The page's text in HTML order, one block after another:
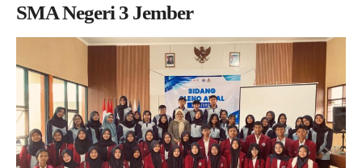
SMA Negeri 3 Jember